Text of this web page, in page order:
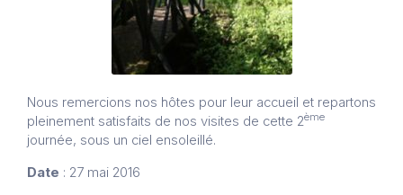
Nous remercions nos hôtes pour leur accueil et repartons
pleinement satisfaits de nos visites de cette 2ème
journée, sous un ciel ensoleillé.
Date : 27 mai 2016